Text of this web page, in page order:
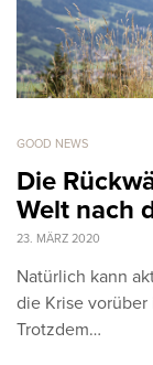
GOOD NEWS
Die
Welt nach
23. MÄRZ 2020
Natürlich kann
die Krise
Trotzdem…